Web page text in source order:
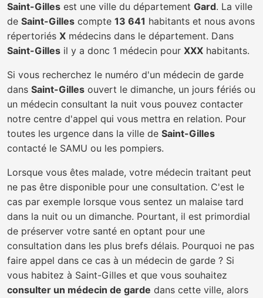
Saint-Gilles est une ville du département Gard. La ville
de Saint-Gilles compte 13 641 habitants et nous avons
répertoriés X médecins dans le département. Dans
Saint-Gilles il y a donc 1 médecin pour XXX habitants.
Si vous recherchez le numéro d'un médecin de garde
dans Saint-Gilles ouvert le dimanche, un jours fériés ou
un médecin consultant la nuit vous pouvez contacter
notre centre d'appel qui vous mettra en relation. Pour
toutes les urgence dans la ville de Saint-Gilles
contacté le SAMU ou les pompiers.
Lorsque vous êtes malade, votre médecin traitant peut
ne pas être disponible pour une consultation. C'est le
cas par exemple lorsque vous sentez un malaise tard
dans la nuit ou un dimanche. Pourtant, il est primordial
de préserver votre santé en optant pour une
consultation dans les plus brefs délais. Pourquoi ne pas
faire appel dans ce cas à un médecin de garde ? Si
vous habitez à Saint-Gilles et que vous souhaitez
consulter un médecin de garde dans cette ville, alors